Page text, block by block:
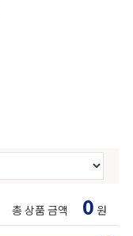
총 상품 금액 0 원